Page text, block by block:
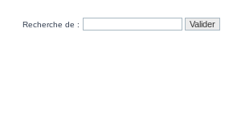
Recherche de :